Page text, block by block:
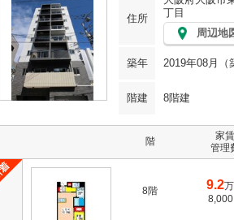
住所
丁目
周辺地
築年 2019年08月（
階建 8階建
階
家賃
管理
8階 9.2
8,000